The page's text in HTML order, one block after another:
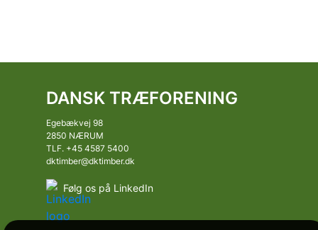
DANSK TRÆFORENING
Egebækvej 98
2850 NÆRUM
TLF. +45 4587 5400
dktimber@dktimber.dk
Følg os på LinkedIn